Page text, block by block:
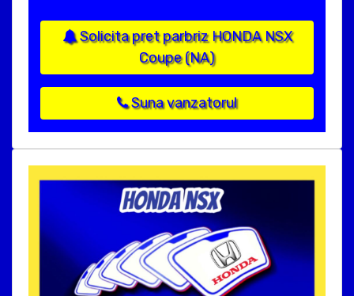
Solicita pret parbriz HONDA NSX
Coupe (NA)
Suna vanzatorul